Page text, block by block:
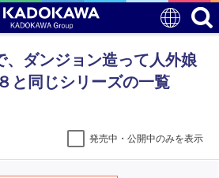
、ダンジョン造って人外娘
と同じシリーズの一覧
発売中・公開中のみを表示